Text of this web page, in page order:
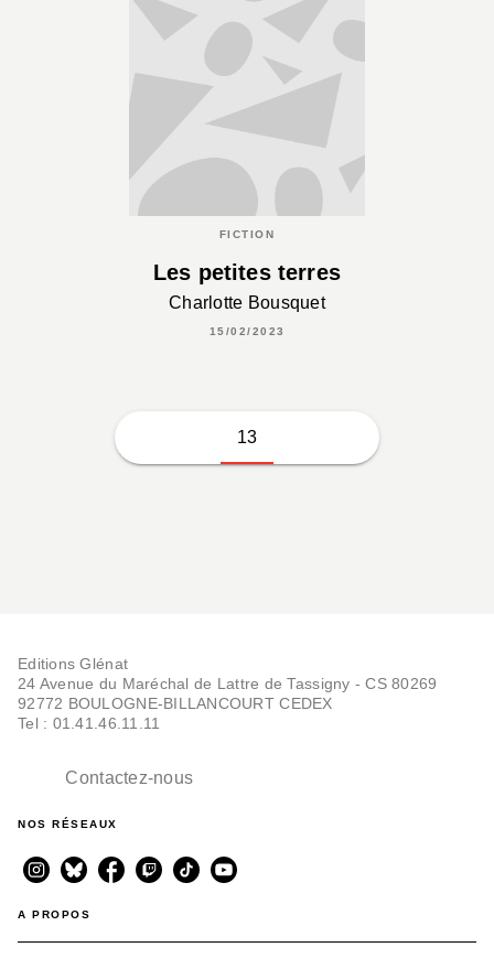
FICTION
Les petites terres
Charlotte Bousquet
15/02/2023
13
Editions Glénat
24 Avenue du Maréchal de Lattre de Tassigny - CS 80269
92772 BOULOGNE-BILLANCOURT CEDEX
Tel : 01.41.46.11.11
Contactez-nous
NOS RÉSEAUX
A PROPOS